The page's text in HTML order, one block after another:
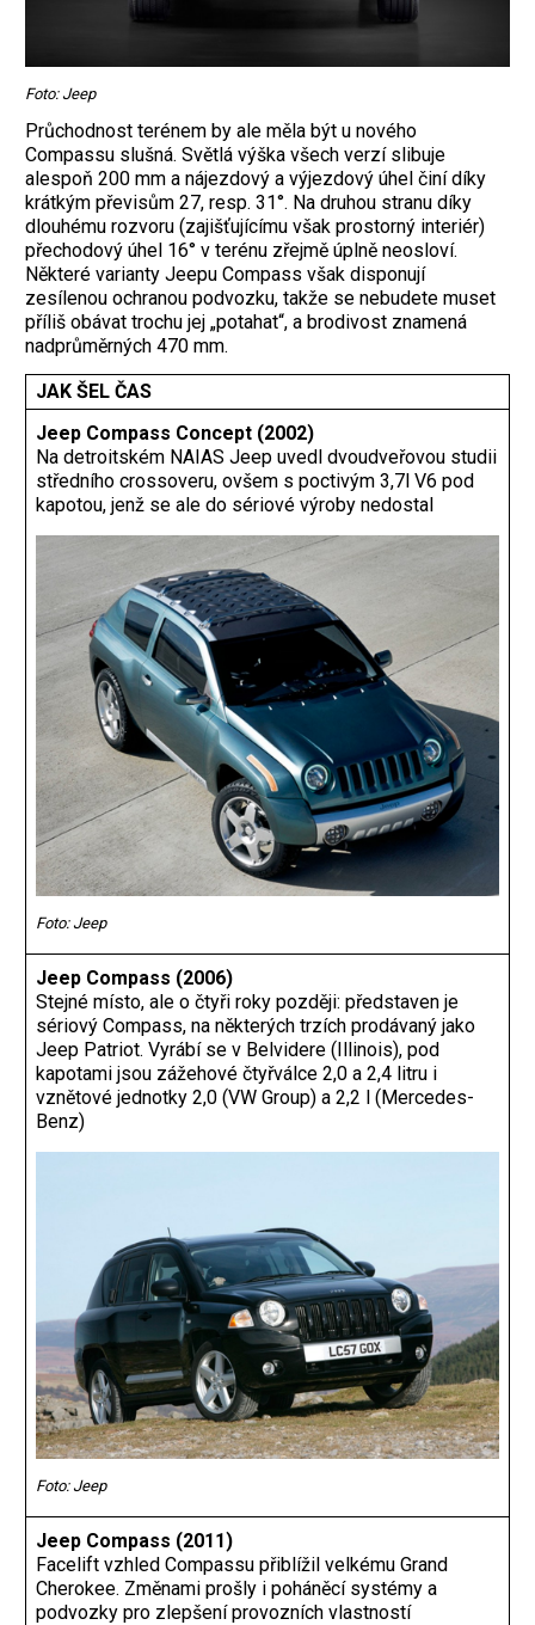
Foto: Jeep
Průchodnost terénem by ale měla být u nového
Compassu slušná. Světlá výška všech verzí slibuje
alespoň 200 mm a nájezdový a výjezdový úhel činí díky
krátkým převisům 27, resp. 31°. Na druhou stranu díky
dlouhému rozvoru (zajišťujícímu však prostorný interiér)
přechodový úhel 16° v terénu zřejmě úplně neosloví.
Některé varianty Jeepu Compass však disponují
zesílenou ochranou podvozku, takže se nebudete muset
příliš obávat trochu jej „potahat“, a brodivost znamená
nadprůměrných 470 mm.
JAK ŠEL ČAS
Jeep Compass Concept (2002)
Na detroitském NAIAS Jeep uvedl dvoudveřovou studii
středního crossoveru, ovšem s ­poctivým 3,7l V6 pod
kapotou, jenž se ale do sériové výroby nedostal
Foto: Jeep
Jeep Compass (2006)
Stejné místo, ale o čtyři roky později: představen je
sériový Compass, na některých trzích prodávaný jako
Jeep Patriot. Vyrábí se v Belvidere (Illinois), pod
kapotami jsou zážehové čtyřválce 2,0 a 2,4 litru i
vznětové jednotky 2,0 (VW Group) a 2,2 l (Mercedes-
Benz)
Foto: Jeep
Jeep Compass (2011)
Facelift vzhled Compassu přiblížil velkému Grand
Cherokee. Změnami prošly i poháněcí systémy a
podvozky pro zlepšení provozních vlastností